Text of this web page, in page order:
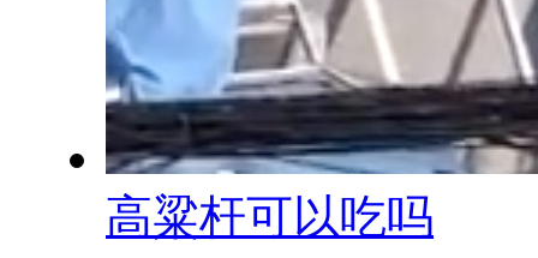
高粱杆可以吃吗